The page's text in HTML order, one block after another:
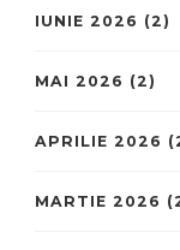
IUNIE 2026 (2)
MAI 2026 (2)
APRILIE 2026
MARTIE 2026